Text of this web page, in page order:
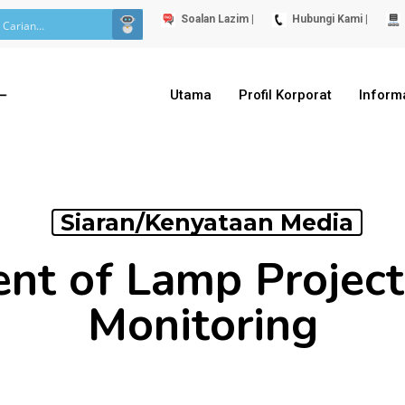
Soalan Lazim | Hubungi Kami |
Utama Profil Korporat
Siaran/Kenyataan Media
of Lamp
Monitoring